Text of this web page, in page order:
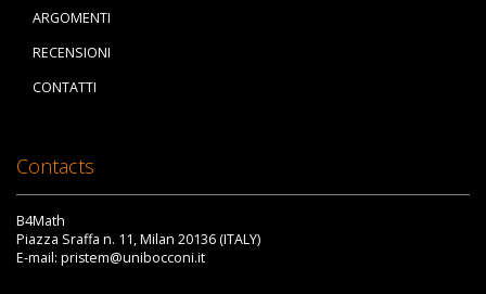
ARGOMENTI
RECENSIONI
CONTATTI
Contacts
B4Math
Piazza Sraffa n. 11, Milan 20136 (ITALY)
E-mail: pristem@unibocconi.it